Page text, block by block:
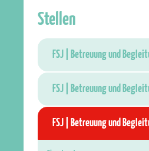
Stellen
FSJ | Betreuung und
FSJ | Betreuung und
FSJ | Betreuung und